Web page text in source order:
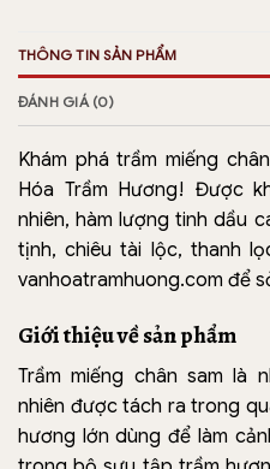
THÔNG TIN SẢN PHẨM
ĐÁNH GIÁ (0)
Khám phá trầm miếng
Hóa Trầm Hương! Được
nhiên, hàm lượng tinh dầu
tịnh, chiêu tài lộc, thanh
vanhoatramhuong.com để
Giới thiệu về sản phẩm
Trầm miếng chân sam là
nhiên được tách ra trong
hương lớn dùng để làm